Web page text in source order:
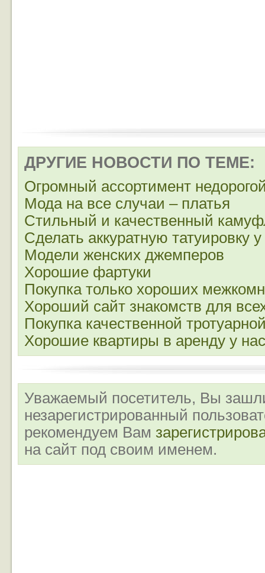
ДРУГИЕ НОВОСТИ ПО ТЕМЕ:
Огромный ассортимент
Мода на все случаи – платья
Стильный и качественный
Сделать аккуратную татуировку
Модели женских джемперов
Хорошие фартуки
Покупка только хороших
Хороший сайт знакомств для
Покупка качественной
Хорошие квартиры в аренду у нас
Уважаемый посетитель, Вы
незарегистрированный
рекомендуем Вам
на сайт под своим именем.